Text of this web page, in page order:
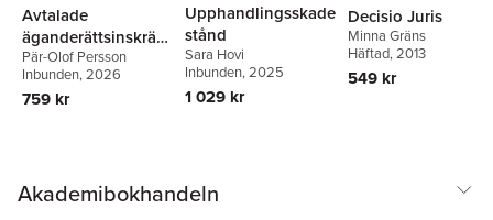
Avtalade
äganderättsinskränk
ningar i
fastighetsrätten
Pär-Olof Persson
Inbunden, 2026
759 kr
Upphandlingsskade
stånd
Sara Hovi
Inbunden, 2025
1 029 kr
Decisio Juris
Minna Gräns
Häftad, 2013
549 kr
Akademibokhandeln